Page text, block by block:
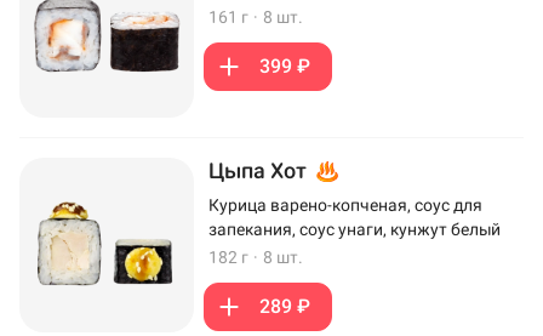
161 г · 8 шт.
399 ₽
Цыпа Хот
Курица варено-копченая, соус для
запекания, соус унаги, кунжут белый
182 г · 8 шт.
289 ₽